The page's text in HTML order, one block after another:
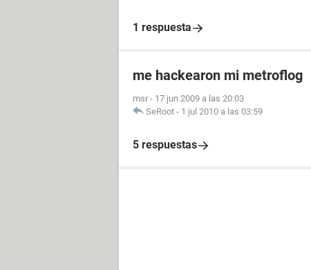
1 respuesta
me hackearon mi metroflog
msr - 17 jun 2009 a las 20:03
SeRoot - 1 jul 2010 a las 03:59
5 respuestas